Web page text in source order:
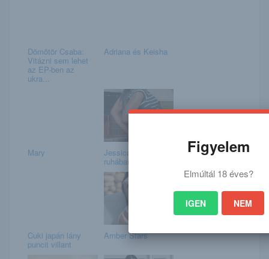
Dömötör Csaba:
Vitázni sem lehet
az EP-ben az
ukra...
Adriana és Keisha
Mary Jessica csíkos
ruhában
Cuki japán lány
puncit villant
Amber Stars
Figyelem
Elmúltál 18 éves?
IGEN NEM